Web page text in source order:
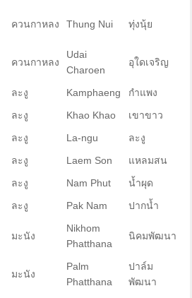
ควนกาหลง Thung Nui ทุ่งนุ้ย
ควนกาหลง
Udai
Charoen
อุใดเจริญ
ละงู Kamphaeng
กำแพง
ละงู Khao Khao
เขาขาว
ละงู La-ngu
ละงู
ละงู Laem Son
แหลมสน
ละงู Nam Phut
น้ำผุด
ละงู Pak Nam ปากน้ำ
มะนัง
Nikhom
Phatthana
นิคมพัฒนา
มะนัง
Palm
Phatthana
ปาล์ม
พัฒนา